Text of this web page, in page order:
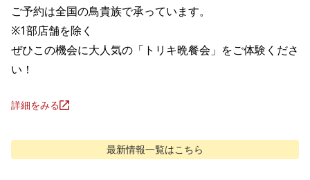
ご予約は全国の鳥貴族で承っています。
※1部店舗を除く
ぜひこの機会に大人気の「トリキ晩餐会」をご体験くださ
い！
詳細をみる
最新情報一覧はこちら